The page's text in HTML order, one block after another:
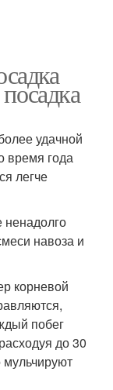
удачной
время года
легче
навоза и
корневой
побег
до 30